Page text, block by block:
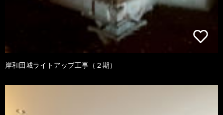
岸和田城ライトアップ工事（２期）